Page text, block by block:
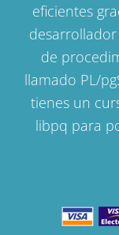
eficientes
de
llamado PL/
tienes un
libpq para